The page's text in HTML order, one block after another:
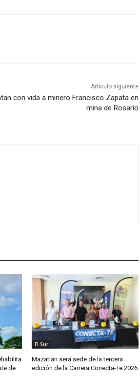
Artículo siguiente
con vida a minero Francisco Zapata en
mina de Rosario
de
El Sur
Mazatlán será sede de la tercera
edición de la Carrera Conecta-Te 2026